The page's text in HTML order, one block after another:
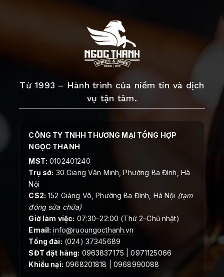
Từ 1993 – Hành trình của niềm tin và dịch
vụ tận tâm.
CÔNG TY TNHH THƯƠNG MẠI TỔNG HỢP
NGỌC THANH
MST: 0102401240
Trụ sở: 30 Giang Văn Minh, Phường Ba Đình, Hà
Nội
CS2: 152 Giảng Võ, Phường Ba Đình, Hà Nội (tạm
đóng sửa chữa)
Giờ làm việc: 07:30–22:00 (Thứ 2–Chủ nhật)
Email: info@ruoungocthanh.vn
Tổng đài: (024) 37345689
SĐT đặt hàng: 0963837175 | 0971125066
Khiếu nại: 0968201818 | 0968990088